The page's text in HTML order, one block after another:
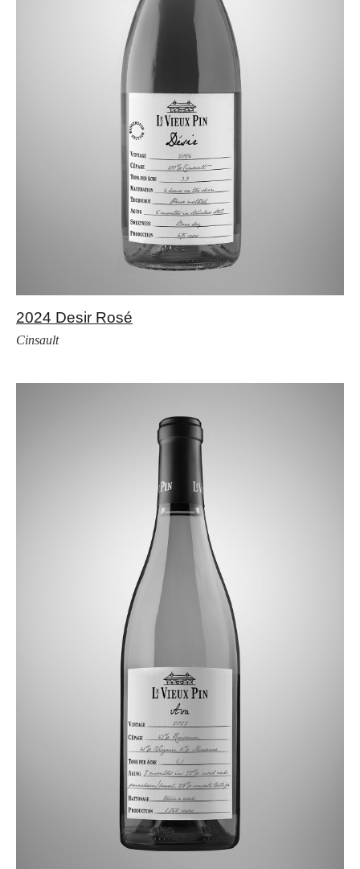
2024 Desir Rosé
Cinsault